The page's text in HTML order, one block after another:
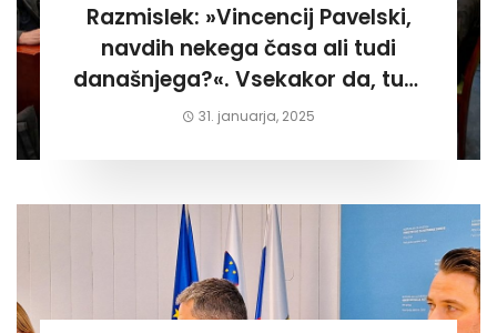
Razmislek: »Vincencij Pavelski,
navdih nekega časa ali tudi
današnjega?«. Vsekakor da, tudi
današnjega«
31. januarja, 2025